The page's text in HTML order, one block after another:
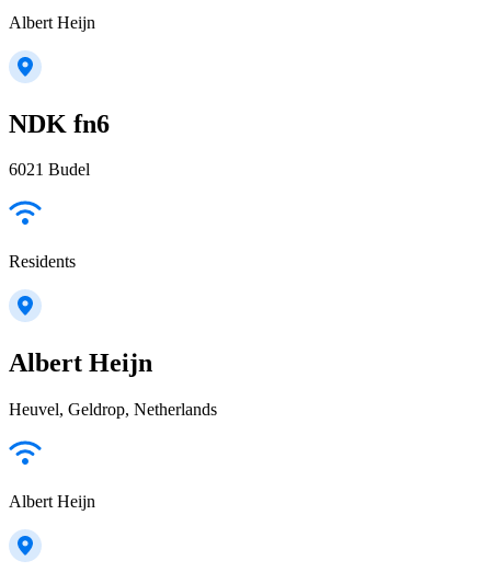
Albert Heijn
NDK fn6
6021 Budel
Residents
Albert Heijn
Heuvel, Geldrop, Netherlands
Albert Heijn